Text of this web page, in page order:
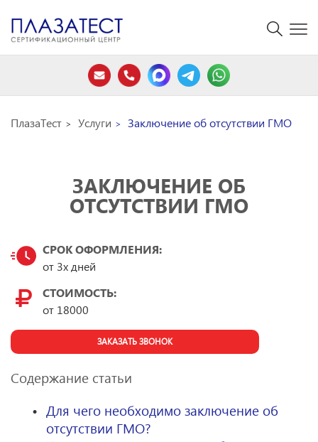
ПлазаТест Услуги Заключение об отсутствии ГМО
ЗАКЛЮЧЕНИЕ ОБ
ОТСУТСТВИИ ГМО
СРОК ОФОРМЛЕНИЯ:
от 3х дней
СТОИМОСТЬ:
от 18000
ЗАКАЗАТЬ ЗВОНОК
Содержание статьи
Для чего необходимо заключение об
отсутствии ГМО?